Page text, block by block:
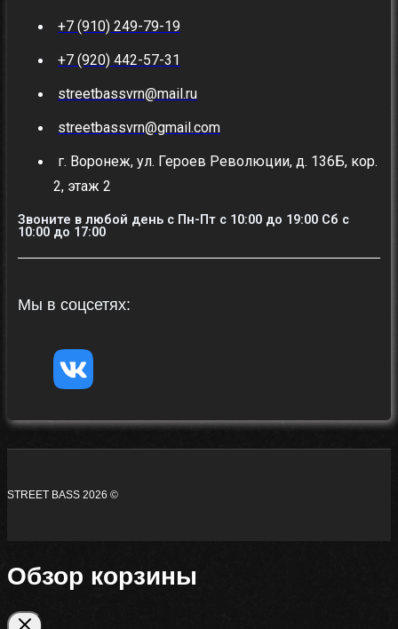
+7 (910) 249-79-19
+7 (920) 442-57-31
streetbassvrn@mail.ru
streetbassvrn@gmail.com
г. Воронеж, ул. Героев Революции, д. 136Б, кор.
2, этаж 2
Звоните в любой день с Пн-Пт c 10:00 до 19:00 Сб с
10:00 до 17:00
Мы в соцсетях:
STREET BASS 2026 ©
Обзор корзины